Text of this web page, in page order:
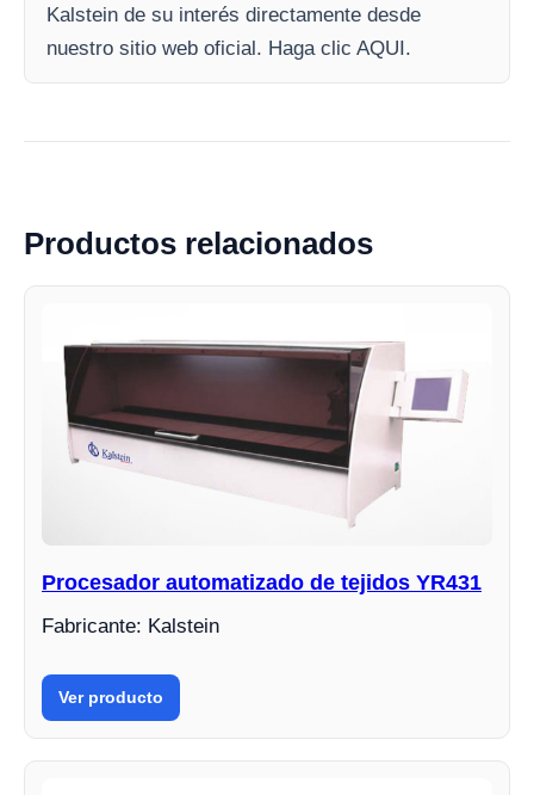
Kalstein de su interés directamente desde
nuestro sitio web oficial. Haga clic AQUI.
Productos relacionados
Procesador automatizado de tejidos YR431
Fabricante: Kalstein
Ver producto